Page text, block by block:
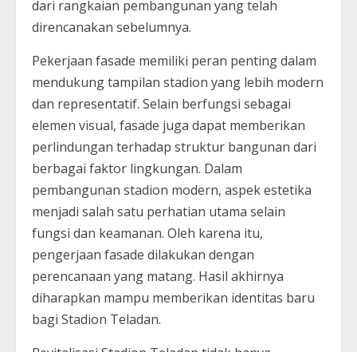
dari rangkaian pembangunan yang telah
direncanakan sebelumnya.
Pekerjaan fasade memiliki peran penting dalam
mendukung tampilan stadion yang lebih modern
dan representatif. Selain berfungsi sebagai
elemen visual, fasade juga dapat memberikan
perlindungan terhadap struktur bangunan dari
berbagai faktor lingkungan. Dalam
pembangunan stadion modern, aspek estetika
menjadi salah satu perhatian utama selain
fungsi dan keamanan. Oleh karena itu,
pengerjaan fasade dilakukan dengan
perencanaan yang matang. Hasil akhirnya
diharapkan mampu memberikan identitas baru
bagi Stadion Teladan.